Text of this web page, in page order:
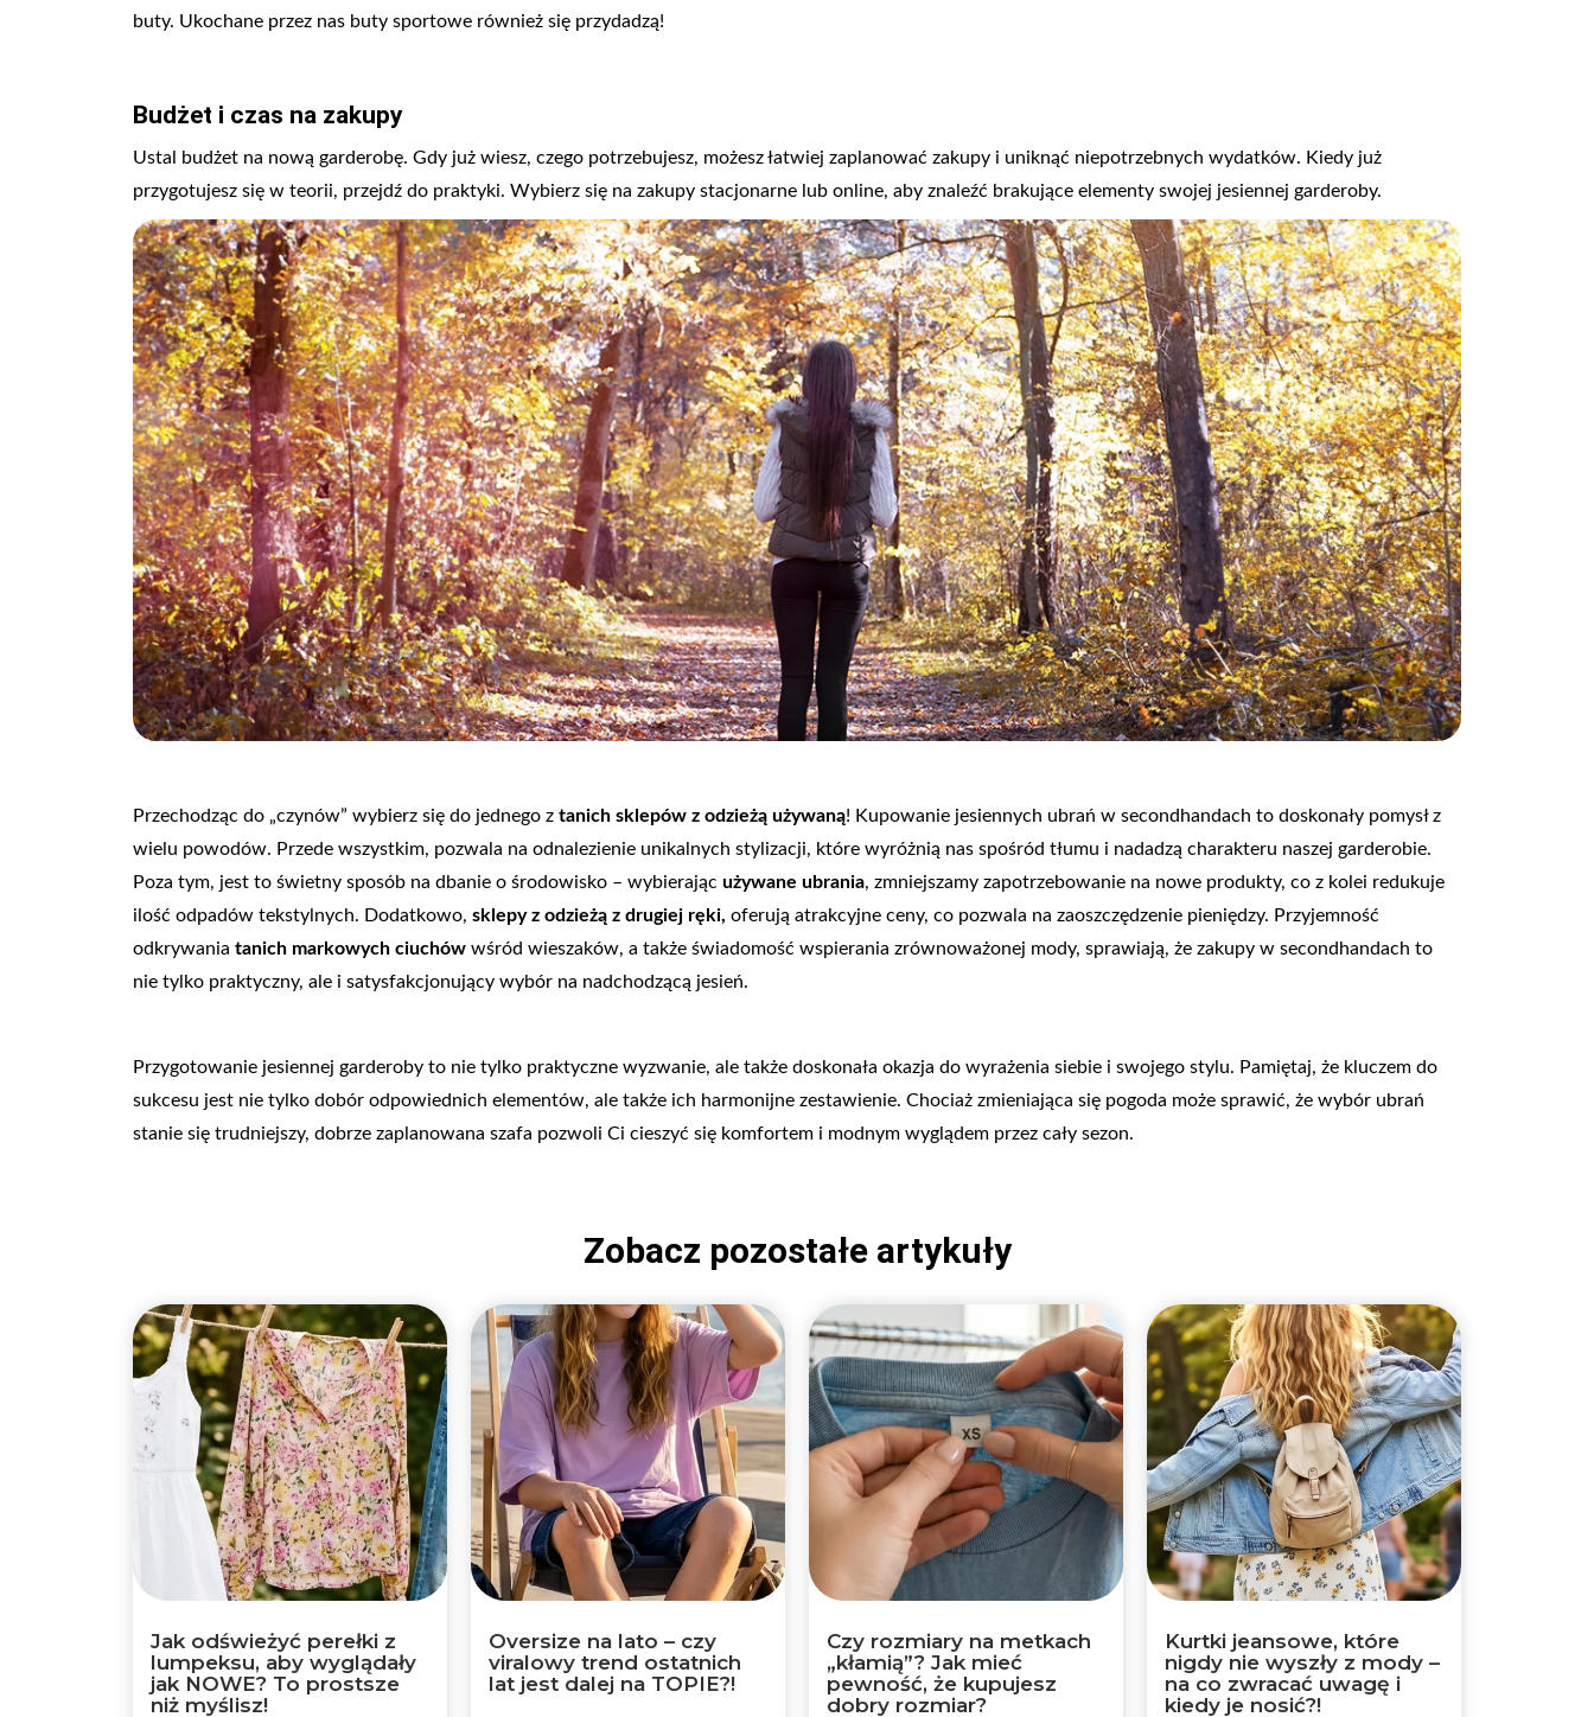
buty. Ukochane przez nas buty sportowe również się przydadzą!
Budżet i czas na zakupy
Ustal budżet na nową garderobę. Gdy już wiesz, czego potrzebujesz, możesz łatwiej zaplanować zakupy i uniknąć niepotrzebnych wydatków. Kiedy już
przygotujesz się w teorii, przejdź do praktyki. Wybierz się na zakupy stacjonarne lub online, aby znaleźć brakujące elementy swojej jesiennej garderoby.
Przechodząc do „czynów” wybierz się do jednego z tanich sklepów z odzieżą używaną! Kupowanie jesiennych ubrań w secondhandach to doskonały pomysł z
wielu powodów. Przede wszystkim, pozwala na odnalezienie unikalnych stylizacji, które wyróżnią nas spośród tłumu i nadadzą charakteru naszej garderobie.
Poza tym, jest to świetny sposób na dbanie o środowisko – wybierając używane ubrania, zmniejszamy zapotrzebowanie na nowe produkty, co z kolei redukuje
ilość odpadów tekstylnych. Dodatkowo, sklepy z odzieżą z drugiej ręki, oferują atrakcyjne ceny, co pozwala na zaoszczędzenie pieniędzy. Przyjemność
odkrywania tanich markowych ciuchów wśród wieszaków, a także świadomość wspierania zrównoważonej mody, sprawiają, że zakupy w secondhandach to
nie tylko praktyczny, ale i satysfakcjonujący wybór na nadchodzącą jesień.
Przygotowanie jesiennej garderoby to nie tylko praktyczne wyzwanie, ale także doskonała okazja do wyrażenia siebie i swojego stylu. Pamiętaj, że kluczem do
sukcesu jest nie tylko dobór odpowiednich elementów, ale także ich harmonijne zestawienie. Chociaż zmieniająca się pogoda może sprawić, że wybór ubrań
stanie się trudniejszy, dobrze zaplanowana szafa pozwoli Ci cieszyć się komfortem i modnym wyglądem przez cały sezon.
Zobacz pozostałe artykuły
Jak odświeżyć perełki z
lumpeksu, aby wyglądały
jak NOWE? To prostsze
niż myślisz!
Oversize na lato – czy
viralowy trend ostatnich
lat jest dalej na TOPIE?!
Czy rozmiary na metkach
„kłamią”? Jak mieć
pewność, że kupujesz
dobry rozmiar?
Kurtki jeansowe, które
nigdy nie wyszły z mody –
na co zwracać uwagę i
kiedy je nosić?!